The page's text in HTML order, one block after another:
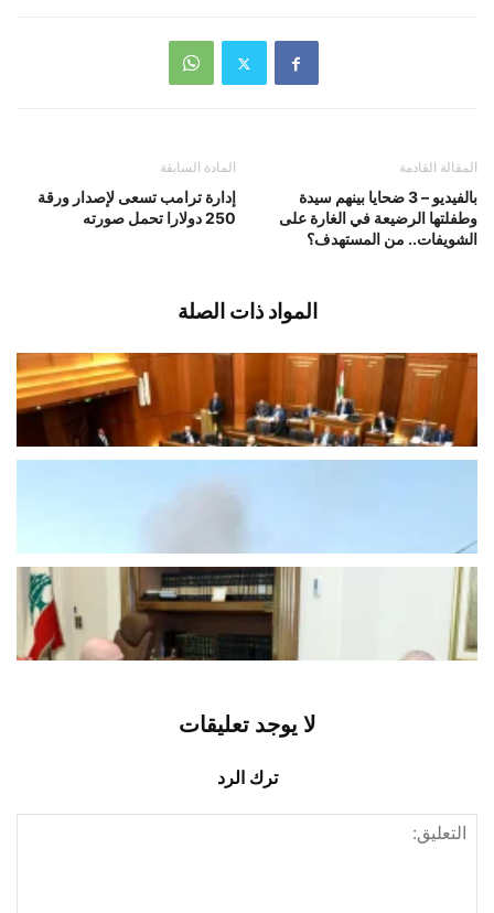
المادة السابقة
إدارة ترامب تسعى لإصدار ورقة
250 دولارا تحمل صورته
المقالة القادمة
بالفيديو – 3 ضحايا بينهم سيدة
وطفلتها الرضيعة في الغارة على
الشويفات.. من المستهدف؟
المواد ذات الصلة
إضراب “عام” اليوم.. وملفات خلافية على
طاولة مجلس النواب غدا
اخبار محلية أغسطس 10, 2026
ما شرط الرئاسة اللبنانية للاستجابة لدعوة
“حزب الله”؟
اخبار محلية
لا يوجد تعليقات
ترك الرد